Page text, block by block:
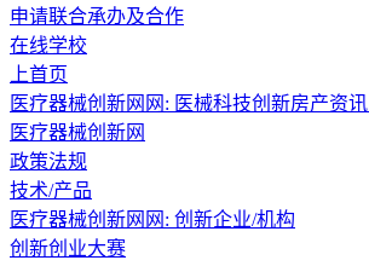
申请联合承办及合作
在线学校
上首页
医疗器械创新网网: 医械科技创新房产资讯
医疗器械创新网
政策法规
技术/产品
医疗器械创新网网: 创新企业/机构
创新创业大赛